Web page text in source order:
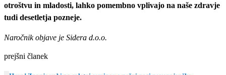
otroštvu in mladosti, lahko pomembno vplivajo na naše zdravje
tudi desetletja pozneje.
Naročnik objave je Sidera d.o.o.
prejšni članek